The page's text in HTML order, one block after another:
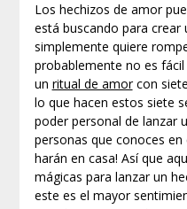
Los hechizos de amor
está buscando para
simplemente quiere
probablemente no es
un ritual de amorcon
lo que hacen estos siete
poder personal de lanzar
personas que conoces en
harán en casa! Así que
mágicas para lanzar un
este es el mayor